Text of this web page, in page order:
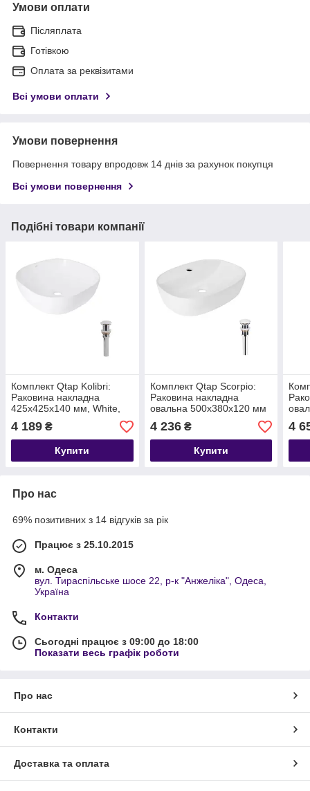
Умови оплати
Післяплата
Готівкою
Оплата за реквізитами
Всі умови оплати
Умови повернення
Повернення товару впродовж 14 днів за рахунок покупця
Всі умови повернення
Подібні товари компанії
Комплект Qtap Kolibri:
Раковина накладна
425x425x140 мм, White,
квадратна + Донний
клапан Pop-up PU02
4 189 ₴
Купити
Комплект Qtap Scorpio:
Раковина накладна
овальна 500x380x120 мм
White + Донний клапан
PU02
4 236₴
Купити
4
Про нас
69% позитивних з 14 відгуків за рік
Працює з 25.10.2015
м. Одеса
вул. Тираспільське шосе 22, р-к "Анжеліка", Одеса,
Україна
Контакти
Сьогодні працює з 09:00 до 18:00
Показати весь графік роботи
Про нас
Контакти
Доставка та оплата